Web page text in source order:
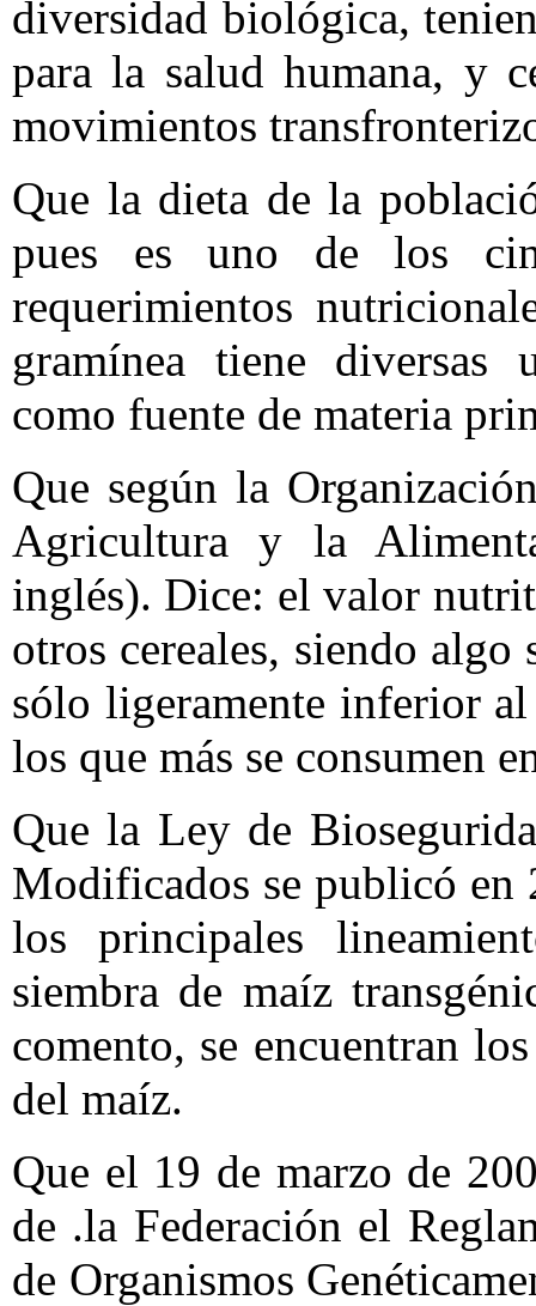
diversidad biológica,
para la salud humana, y
movimientos
Que la dieta de la
pues es uno de los
requerimientos
gramínea tiene diversas
como fuente de materia
Que según la
Agricultura y la
inglés). Dice: el valor
otros cereales, siendo
sólo ligeramente inferior
los que más se consumen
Que la Ley de
Modificados se publicó en
los principales
siembra de maíz
comento, se encuentran
del maíz.
Que el 19 de marzo de
de .la Federación el
de Organismos